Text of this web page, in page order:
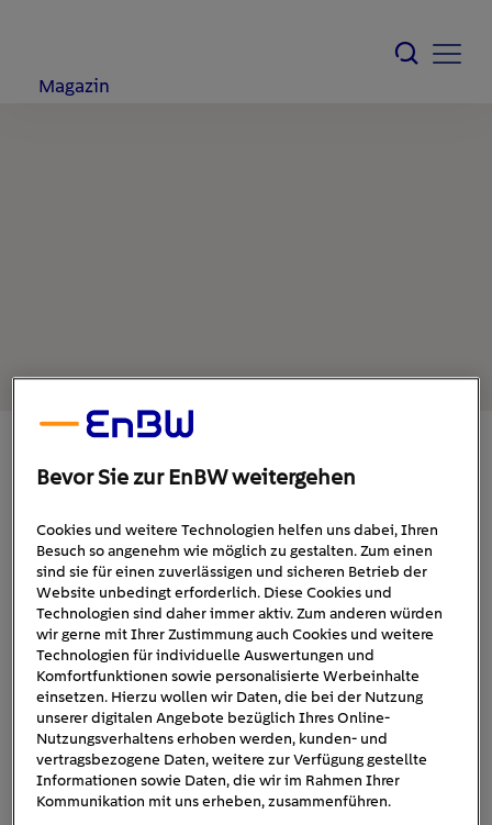
Magazin
25. April 2022 1min
ehome-camper
Bevor Sie zur EnBW weitergehen
Cookies und weitere Technologien helfen uns dabei, Ihren
Besuch so angenehm wie möglich zu gestalten. Zum einen
sind sie für einen zuverlässigen und sicheren Betrieb der
Website unbedingt erforderlich. Diese Cookies und
Technologien sind daher immer aktiv. Zum anderen würden
wir gerne mit Ihrer Zustimmung auch Cookies und weitere
Technologien für individuelle Auswertungen und
Komfortfunktionen sowie personalisierte Werbeinhalte
einsetzen. Hierzu wollen wir Daten, die bei der Nutzung
unserer digitalen Angebote bezüglich Ihres Online-
Nutzungsverhaltens erhoben werden, kunden- und
vertragsbezogene Daten, weitere zur Verfügung gestellte
Informationen sowie Daten, die wir im Rahmen Ihrer
Kommunikation mit uns erheben, zusammenführen.